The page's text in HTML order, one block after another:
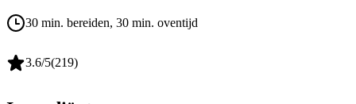
30 min. bereiden, 30 min. oventijd
3.6/5(219)